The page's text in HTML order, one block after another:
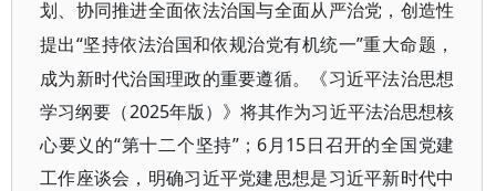
划、协同推进全面依法治国与全面从严治党，创造性
提出“坚持依法治国和依规治党有机统一”重大命题，
成为新时代治国理政的重要遵循。《习近平法治思想
学习纲要（2025年版）》将其作为习近平法治思想核
心要义的“第十二个坚持”；6月15日召开的全国党建
工作座谈会，明确习近平党建思想是习近平新时代中